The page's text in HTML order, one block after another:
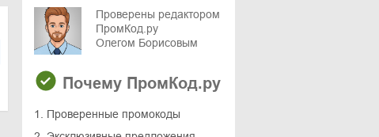
Проверены редактором
ПромКод.ру
Олегом Борисовым
Почему ПромКод.ру
1. Проверенные промокоды